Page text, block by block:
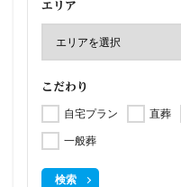
エリア
こだわり
自宅プラン 直葬
一般葬
検索